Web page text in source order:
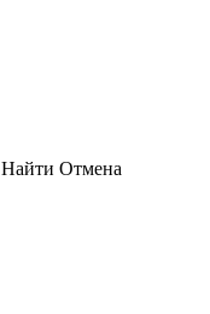
Найти Отмена